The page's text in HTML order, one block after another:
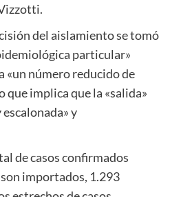
del aislamiento se tomó
particular»
«un número reducido de
que implica que la «salida»
y
de casos confirmados
importados, 1.293